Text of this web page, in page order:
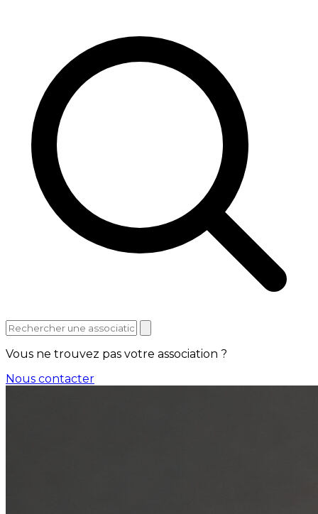
Vous ne trouvez pas votre association ?
Nous contacter